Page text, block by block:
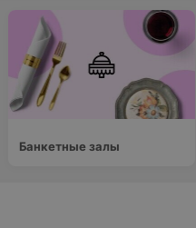
Банкетные залы